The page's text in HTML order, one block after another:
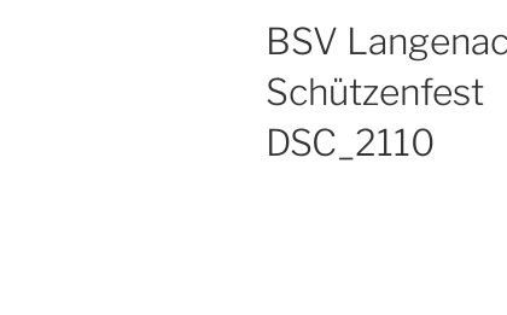
BSV
Schützenfest
DSC_2110